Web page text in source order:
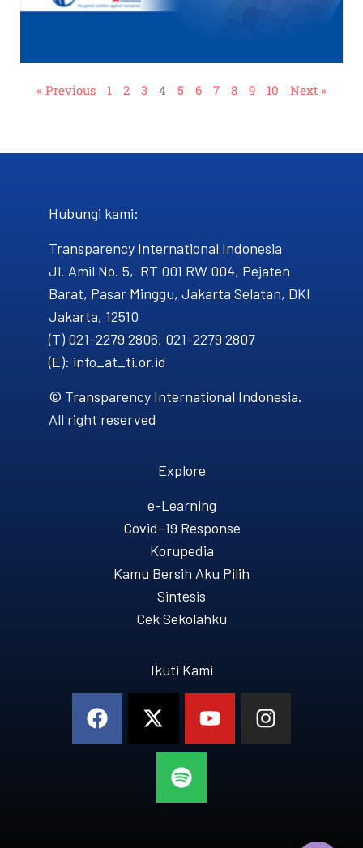
« Previous 1 2 3 4 5 6 7 8 9 10 Next »
Hubungi kami​:
Transparency International Indonesia
Jl. Amil No. 5, RT 001 RW 004, Pejaten
Barat, Pasar Minggu, Jakarta Selatan, DKI
Jakarta, 12510
(T) 021-2279 2806, 021-2279 2807
(E): info_at_ti.or.id
© Transparency International Indonesia.
All right reserved
Explore
e-Learning
Covid-19 Response
Korupedia
Kamu Bersih Aku Pilih
Sintesis
Cek Sekolahku
Ikuti Kami